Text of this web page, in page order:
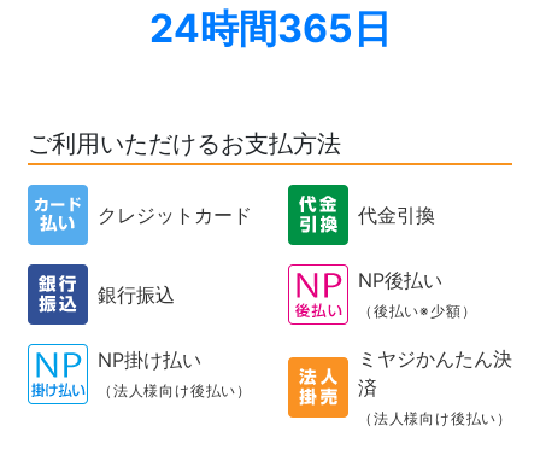
24時間365日
ご利用いただけるお支払方法
クレジットカード 代金引換
銀行振込
NP後払い
（後払い※少額）
NP掛け払い
（法人様向け後払い）
ミヤジかんたん決
済
（法人様向け後払い）